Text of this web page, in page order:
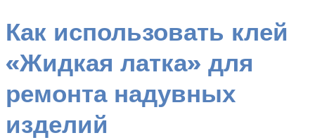
Как использовать клей
«Жидкая латка» для
ремонта надувных
изделий